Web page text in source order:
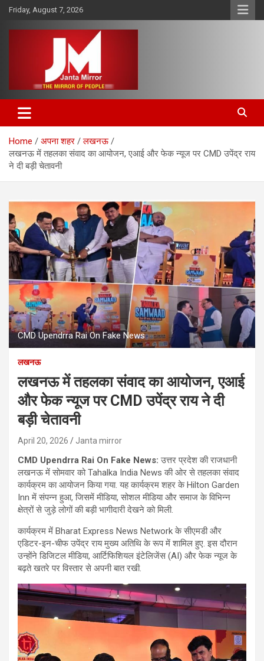
Skip
content
Friday, August 7, 2026
Janta Mirror
Home अपना शहर
लखनऊ
लखनऊ में तहलका संवाद का आयोजन, एआई और फेक न्यूज पर CMD उपेंद्र राय
ने दी बड़ी चेतावनी
CMD Upendrra Rai On Fake News
लखनऊ
लखनऊ में तहलका संवाद का आयोजन, एआई
और फेक न्यूज पर CMD उपेंद्र राय ने दी
बड़ी चेतावनी
April 20, 2026 Janta mirror
CMD Upendrra Rai On Fake News: उत्तर प्रदेश की राजधानी
लखनऊ में सोमवार को Tahalka India News की ओर से तहलका संवाद
कार्यक्रम का आयोजन किया गया. यह कार्यक्रम शहर के Hilton Garden
Inn में संपन्न हुआ, जिसमें मीडिया, सोशल मीडिया और समाज के विभिन्न
क्षेत्रों से जुड़े लोगों की बड़ी भागीदारी देखने को मिली.
कार्यक्रम में Bharat Express News Network के सीएमडी और
एडिटर-इन-चीफ उपेंद्र राय मुख्य अतिथि के रूप में शामिल हुए. इस दौरान
उन्होंने डिजिटल मीडिया, आर्टिफिशियल इंटेलिजेंस (AI) और फेक न्यूज के
बढ़ते खतरे पर विस्तार से अपनी बात रखी.